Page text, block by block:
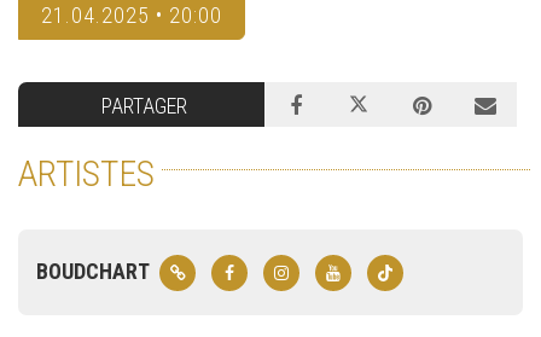
21.04.2025 • 20:00
PARTAGER
ARTISTES
BOUDCHART